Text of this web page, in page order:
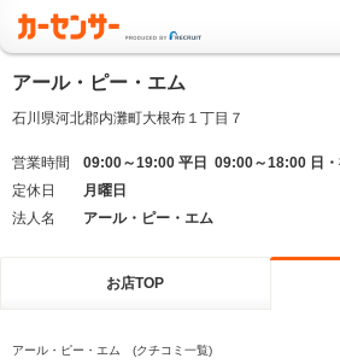
アール・ピー・エム
石川県河北郡内灘町大根布１丁目７
営業時間
09:00～19:00 平日 09:00～18:00 日・
定休日
月曜日
法人名
アール・ピー・エム
お店TOP
アール・ピー・エム (クチコミ一覧)